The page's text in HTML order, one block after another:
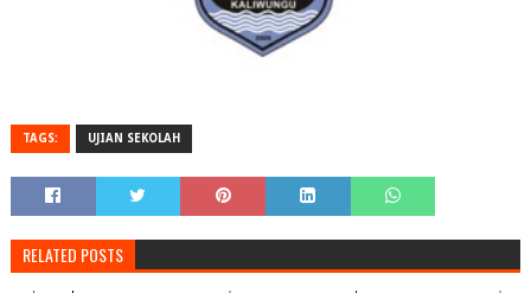
TAGS: UJIAN SEKOLAH
RELATED POSTS